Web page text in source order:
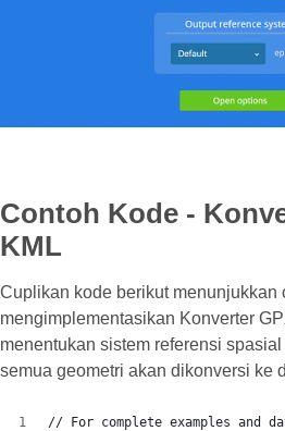
Contoh Kode -
KML
Cuplikan kode berikut menunjukkan
mengimplementasikan Konverter
menentukan sistem referensi
semua geometri akan dikonversi ke
// For complete examples and